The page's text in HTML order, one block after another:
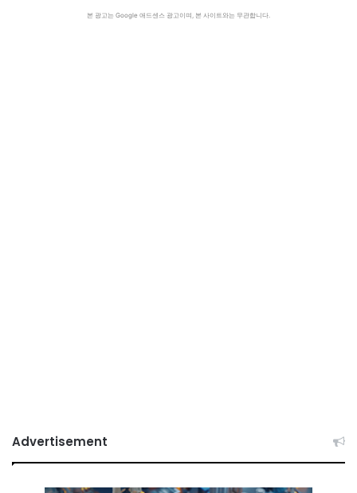
본 광고는 Google 애드센스 광고이며, 본 사이트와는 무관합니다.
Advertisement